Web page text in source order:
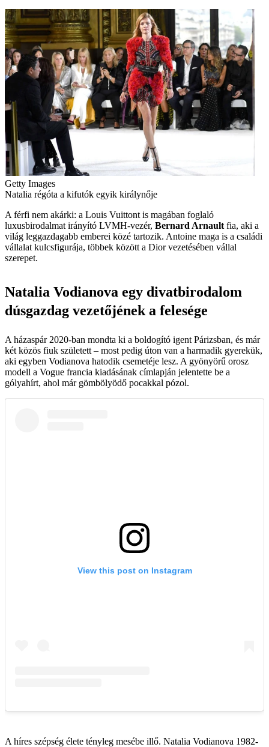
Getty Images
Natalia régóta a kifutók egyik királynője
A férfi nem akárki: a Louis Vuittont is magában foglaló
luxusbirodalmat irányító LVMH-vezér, Bernard Arnault fia, aki a
világ leggazdagabb emberei közé tartozik. Antoine maga is a családi
vállalat kulcsfigurája, többek között a Dior vezetésében vállal
szerepet.
Natalia Vodianova egy divatbirodalom
dúsgazdag vezetőjének a felesége
A házaspár 2020-ban mondta ki a boldogító igent Párizsban, és már
két közös fiuk született – most pedig úton van a harmadik gyerekük,
aki egyben Vodianova hatodik csemetéje lesz. A gyönyörű orosz
modell a Vogue francia kiadásának címlapján jelentette be a
gólyahírt, ahol már gömbölyödő pocakkal pózol.
A híres szépség élete tényleg mesébe illő. Natalia Vodianova 1982-